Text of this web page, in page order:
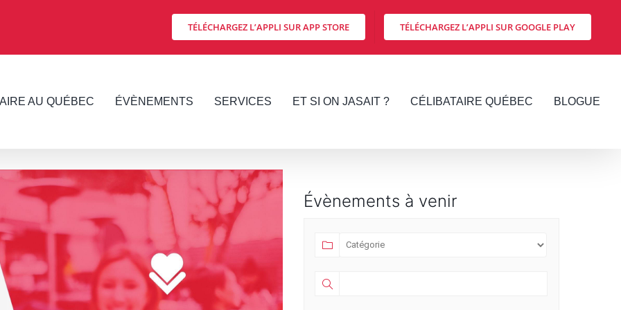
TÉLÉCHARGEZ L’APPLI SUR APP STORE TÉLÉCHARGEZ L’APPLI SUR GOOGLE PLAY
AU QUÉBEC ÉVÈNEMENTS SERVICES ET SI ON JASAIT ? CÉLIBATAIRE QUÉBEC BLOGUE
Évènements à venir